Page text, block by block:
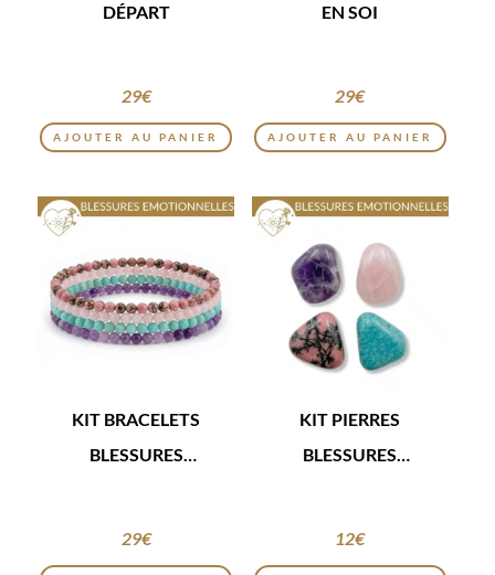
DÉPART
29€
AJOUTER AU PANIER
EN SOI
29€
AJOUTER AU PANIER
KIT BRACELETS
BLESSURES
29€
KIT PIERRES
BLESSURES
12€